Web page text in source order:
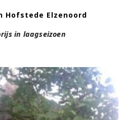
Hofstede Elzenoord
in laagseizoen